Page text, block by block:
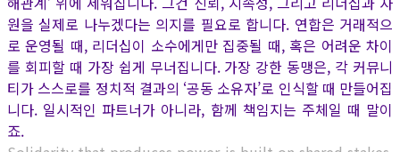
원을 실제로 나누겠다는 의지를 필요로 합니다. 연합은 거래적으
로 운영될 때, 리더십이 소수에게만 집중될 때, 혹은 어려운 차이
를 회피할 때 가장 쉽게 무너집니다. 가장 강한 동맹은, 각 커뮤니
티가 스스로를 정치적 결과의 ‘공동 소유자’로 인식할 때 만들어집
니다. 일시적인 파트너가 아니라, 함께 책임지는 주체일 때 말이
죠.